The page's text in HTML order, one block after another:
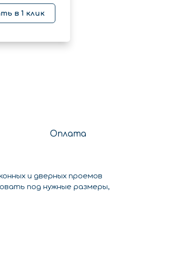
в 1 клик
Оплата
и дверных проемов
под нужные размеры,